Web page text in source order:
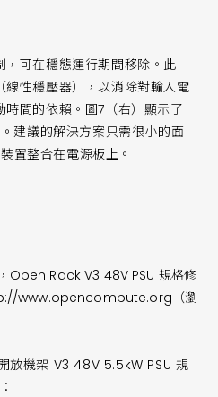
可在穩態運行期間移除。此
性穩壓器），以消除對輸入電
間的依賴。圖7（右）顯示了
建議的解決方案只需很小的面
置整合在電源板上。
Open Rack V3 48V PSU 規格修
www.opencompute.org（瀏
放機架 V3 48V 5.5kW PSU 規